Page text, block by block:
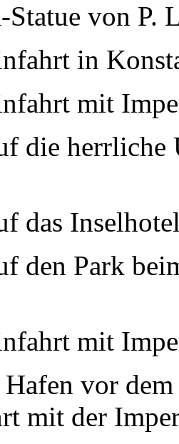
Statue von P.
in
mit
die herrliche
das
den Park
mit
vor
mit der